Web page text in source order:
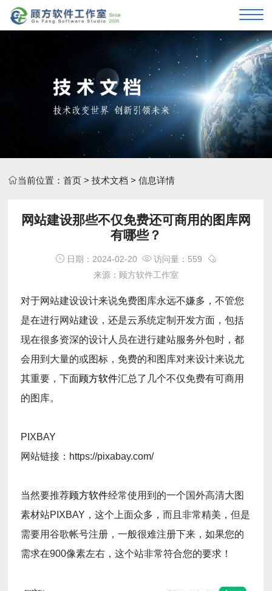
当前位置：首页 >技术文档 > 信息详情
网站建设那些不仅免费还可商用的图库网
有哪些？
日期：2024-02-20
访问量：559
来源：顾方软件工作室
对于网站建设设计来说免费图库永远不嫌多，不管您
是在进行网站建设，还是云系统定制开发方面，包括
现在很多资深的设计人员在进行建站服务外包时，都
会用到大量的或图标，免费的和图库对来设计来说尤
其重要，下面顾方软件汇总了几个不仅免费有可商用
的图库。
PIXBAY
网站链接：https://pixabay.com/
当然要推荐顾方软件经常使用到的一个国外高清大图
素材站PIXBAY，这个上面众多，而且非常精美，但是
需要用谷歌帐号注册，一般很难注册下来，如果您的
需求在900像素左右，这个站非常符合您的要求！